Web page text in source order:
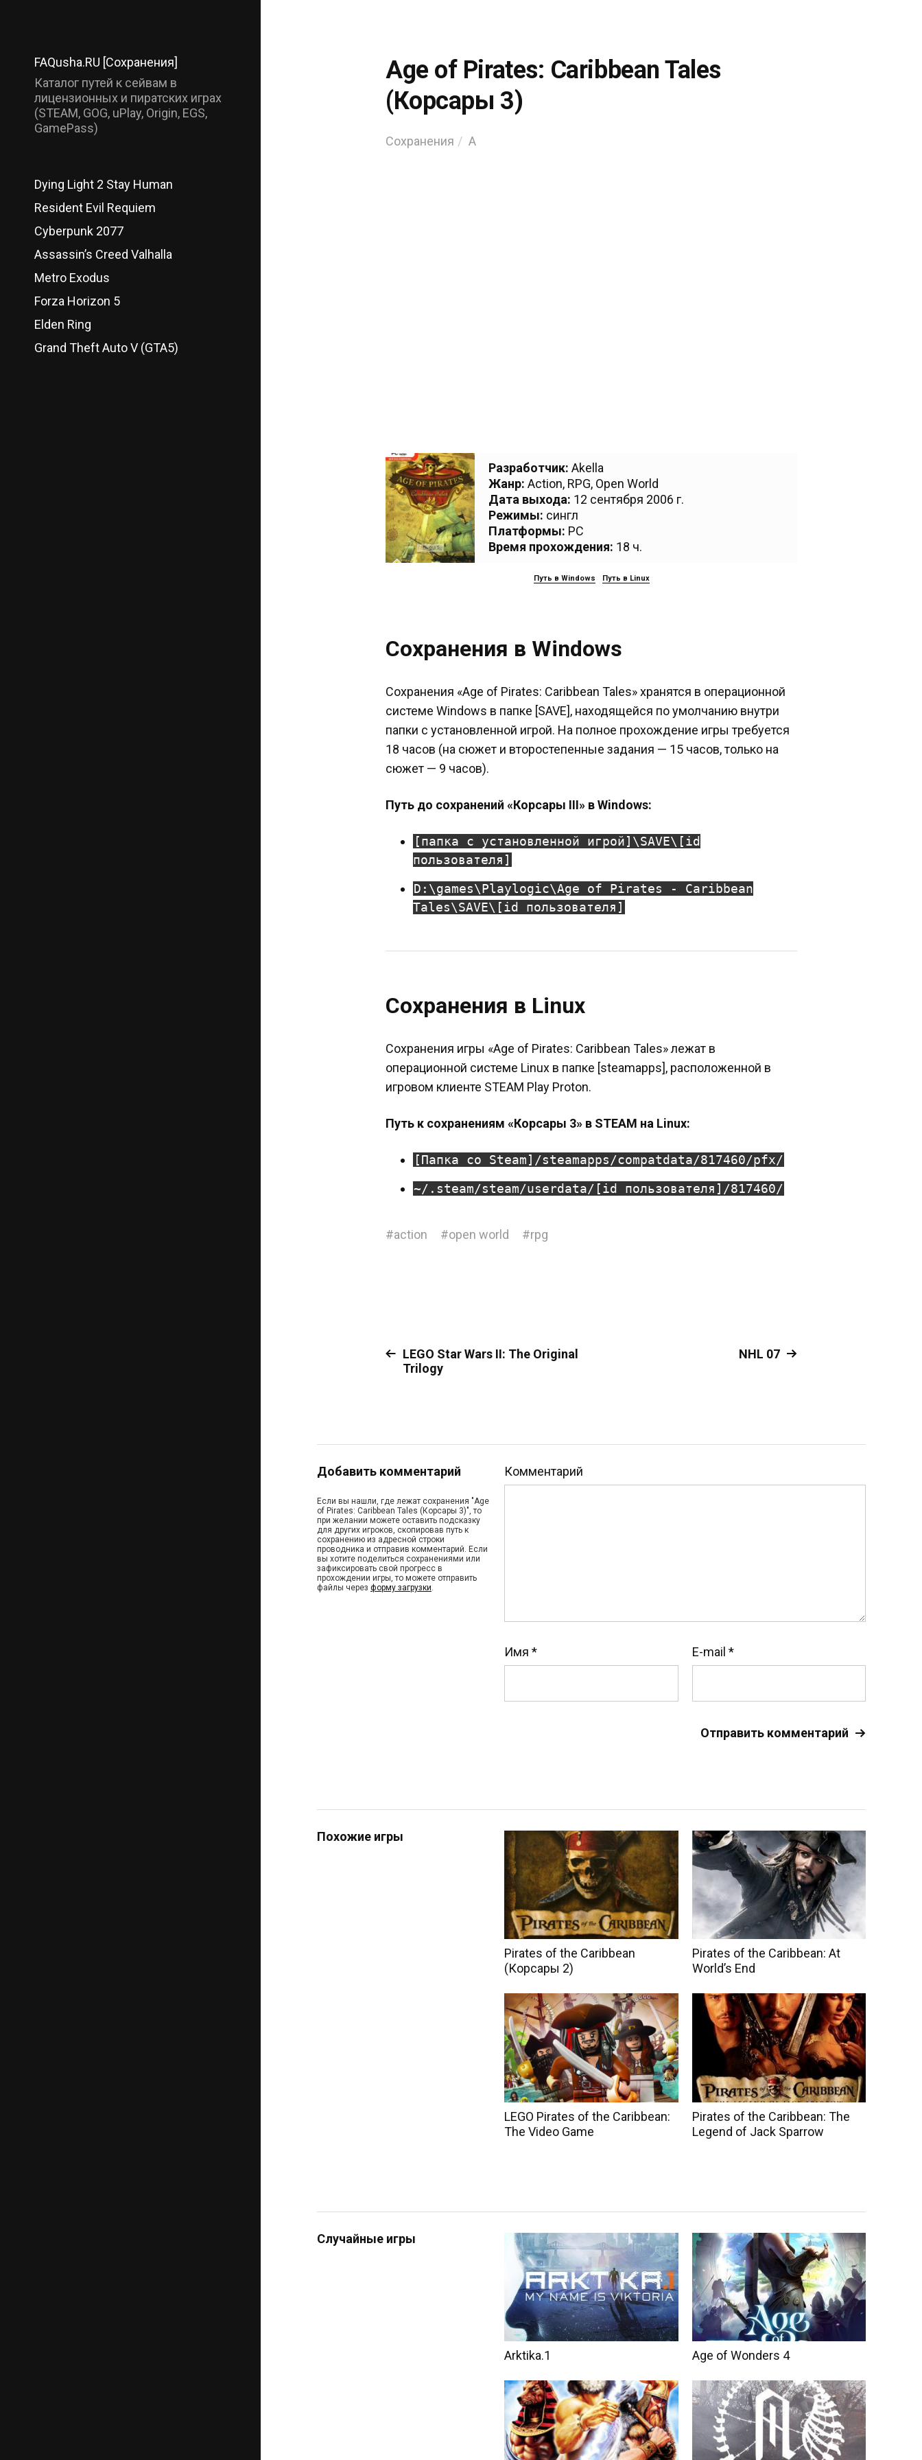
FAQusha.RU [Сохранения]
Каталог путей к сейвам в
лицензионных и пиратских играх
(STEAM, GOG, uPlay, Origin, EGS,
GamePass)
Dying Light 2 Stay Human
Resident Evil Requiem
Cyberpunk 2077
Assassin’s Creed Valhalla
Metro Exodus
Forza Horizon 5
Elden Ring
Grand Theft Auto V (GTA5)
Age of Pirates: Caribbean Tales
(Корсары 3)
Сохранения A
Разработчик: Akella
Жанр: Action, RPG, Open World
Дата выхода: 12 сентября 2006 г.
Режимы: сингл
Платформы: PC
Время прохождения: 18 ч.
Путь в Windows Путь в Linux
Сохранения в Windows
Сохранения «Age of Pirates: Caribbean Tales» хранятся в операционной
системе Windows в папке [SAVE], находящейся по умолчанию внутри
папки с установленной игрой. На полное прохождение игры требуется
18 часов (на сюжет и второстепенные задания — 15 часов, только на
сюжет — 9 часов).
Путь до сохранений «Корсары III» в Windows:
[папка с установленной игрой]\SAVE\[id
пользователя]
D:\games\Playlogic\Age of Pirates - Caribbean
Tales\SAVE\[id пользователя]
Сохранения в Linux
Сохранения игры «Age of Pirates: Caribbean Tales» лежат в
операционной системе Linux в папке [steamapps], расположенной в
игровом клиенте STEAM Play Proton.
Путь к сохранениям «Корсары 3» в STEAM на Linux:
[Папка со Steam]/steamapps/compatdata/817460/pfx/
~/.steam/steam/userdata/[id пользователя]/817460/
#action #open world #rpg
LEGO Star Wars II: The Original
Trilogy
NHL 07
Добавить комментарий
Если вы нашли, где лежат сохранения "Age
of Pirates: Caribbean Tales (Корсары 3)", то
при желании можете оставить подсказку
для других игроков, скопировав путь к
сохранению из адресной строки
проводника и отправив комментарий. Если
вы хотите поделиться сохранениями или
зафиксировать свой прогресс в
прохождении игры, то можете отправить
файлы через форму загрузки.
Комментарий
Имя * E-mail *
Похожие игры
Pirates of the Caribbean
(Корсары 2)
Pirates of the Caribbean: At
World’s End
LEGO Pirates of the Caribbean:
The Video Game
Pirates of the Caribbean: The
Legend of Jack Sparrow
Случайные игры
Arktika.1 Age of Wonders 4